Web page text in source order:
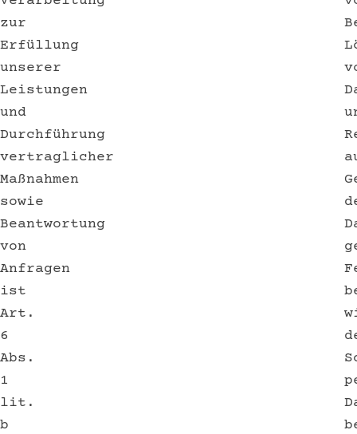
zur
Erfüllung
unserer
Leistungen
und
Durchführung
vertraglicher
Maßnahmen
sowie
Beantwortung
von
Anfragen
ist
Art.
6
Abs.
1
lit.
b